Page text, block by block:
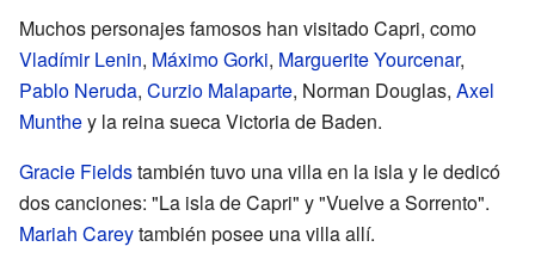
Muchos personajes famosos han visitado Capri, como
Vladímir Lenin, Máximo Gorki, Marguerite Yourcenar,
Pablo Neruda, Curzio Malaparte, Norman Douglas, Axel
Munthey la reina sueca Victoria de Baden.
Gracie Fieldstambién tuvo una villa en la isla y le dedicó
dos canciones: "La isla de Capri" y "Vuelve a Sorrento".
Mariah Careytambién posee una villa allí.